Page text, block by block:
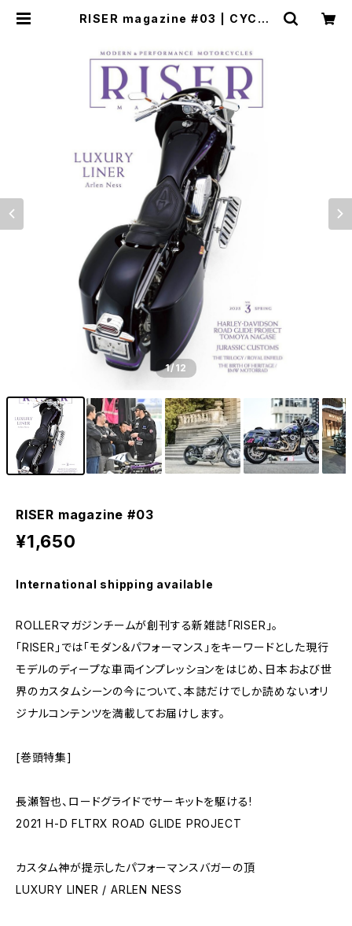
RISER magazine #03 | CYCLE
1/12
RISER magazine #03
¥1,650
International shipping available
ROLLERマガジンチームが創刊する新雑誌「RISER」。
「RISER」では「モダン＆パフォーマンス」をキーワードとした現行
モデルのディープな車両インプレッションをはじめ、日本および世
界のカスタムシーンの今について、本誌だけでしか読めないオリ
ジナルコンテンツを満載してお届けします。
[巻頭特集]
長瀬智也、ロードグライドでサーキットを駆ける!
2021 H-D FLTRX ROAD GLIDE PROJECT
カスタム神が提示したパフォーマンスバガーの頂
LUXURY LINER / ARLEN NESS